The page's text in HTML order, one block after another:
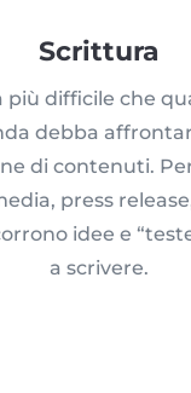
Scrittura
più difficile che
debba
di contenuti.
press
idee e
a scrivere.